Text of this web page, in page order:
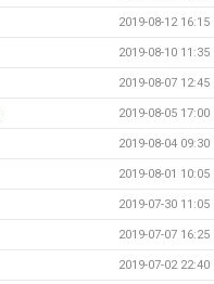
2019-08-12 16:15
2019-08-10 11:35
2019-08-07 12:45
2019-08-05 17:00
2019-08-04 09:30
2019-08-01 10:05
2019-07-30 11:05
2019-07-07 16:25
2019-07-02 22:40